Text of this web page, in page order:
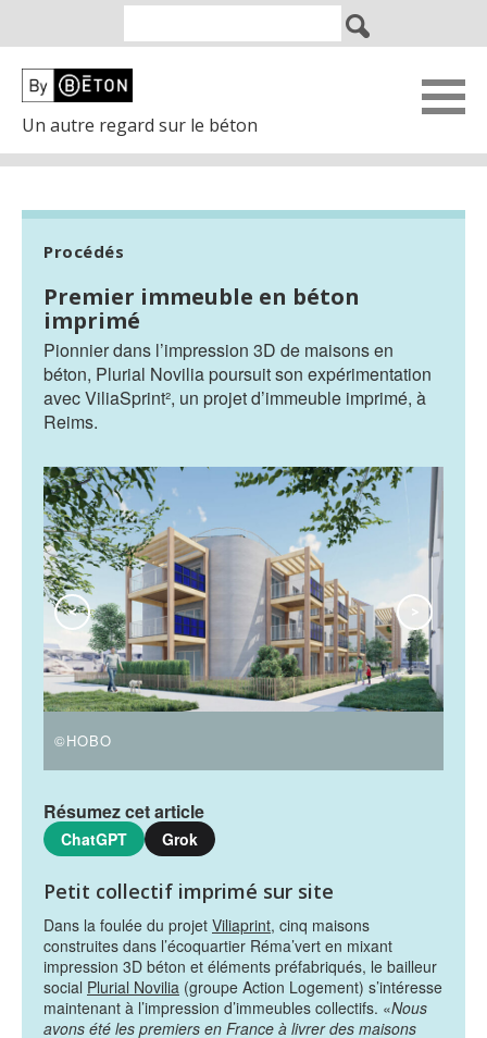
Un autre regard sur le béton
Procédés
Premier immeuble en béton
imprimé
Pionnier dans l’impression 3D de maisons en
béton, Plurial Novilia poursuit son expérimentation
avec ViliaSprint², un projet d’immeuble imprimé, à
Reims.
©HOBO
< >
Résumez cet article
ChatGPT Grok
Petit collectif imprimé sur site
Dans la foulée du projet Viliaprint, cinq maisons
construites dans l’écoquartier Réma’vert en mixant
impression 3D béton et éléments préfabriqués, le bailleur
social Plurial Novilia (groupe Action Logement) s’intéresse
maintenant à l’impression d’immeubles collectifs. «Nous
avons été les premiers en France à livrer des maisons